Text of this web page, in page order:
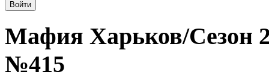
Мафия Харьков/Сезон
№415